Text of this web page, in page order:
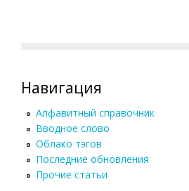
Навигация
Алфавитный справочник
Вводное слово
Облако тэгов
Последние обновления
Прочие статьи